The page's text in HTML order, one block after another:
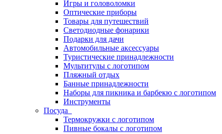
Игры и головоломки
Оптические приборы
Товары для путешествий
Светодиодные фонарики
Подарки для дачи
Автомобильные аксессуары
Туристические принадлежности
Мультитулы с логотипом
Пляжный отдых
Банные принадлежности
Наборы для пикника и барбекю с логотипом
Инструменты
Посуда
Термокружки с логотипом
Пивные бокалы с логотипом